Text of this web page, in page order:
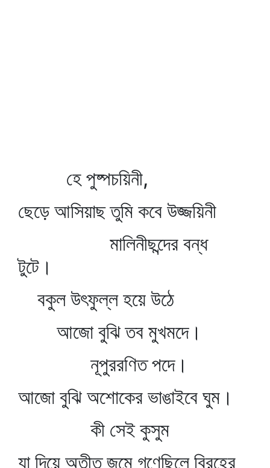
হে পুষ্পচয়িনী,
ছেড়ে আসিয়াছ তুমি কবে উজ্জয়িনী
মালিনীছন্দের বন্ধ
টুটে।
বকুল উৎফুল্ল হয়ে উঠে
আজো বুঝি তব মুখমদে।
নূপুররণিত পদে।
আজো বুঝি অশোকের ভাঙাইবে ঘুম।
কী সেই কুসুম
যা দিয়ে অতীত জন্মে গণেছিলে বিরহের